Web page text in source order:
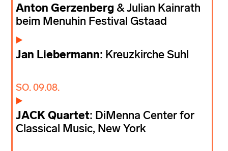
Anton Gerzenberg & Julian Kainrath
beim Menuhin Festival Gstaad
Jan Liebermann: Kreuzkirche Suhl
SO. 09.08.
JACK Quartet: DiMenna Center for
Classical Music, New York